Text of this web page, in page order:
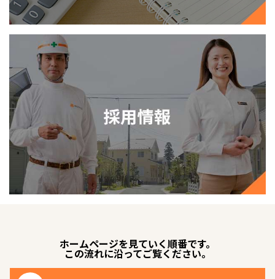
ホームページを見ていく順番です。
この流れに沿ってご覧ください。